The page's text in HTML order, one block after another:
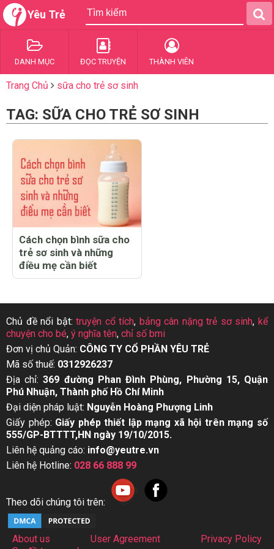
Yêu Trẻ
DANH MỤC ĐỌC TRUYỆN THÀNH VIÊN
Trang Chủ sữa cho trẻ sơ sinh
TAG: SỮA CHO TRẺ SƠ SINH
Cách chọn bình sữa cho
trẻ sơ sinh và những
điều mẹ cần biết
Chủ đề nổi bật:truyện cổ tích, bảng cân nặng trẻ sơ sinh,kể
chuyện cho bé, ý nghĩa tên, chỉ số bmi
Đơn vị chủ Quản: CÔNG TY CỔ PHẦN YÊU TRẺ
Mã số thuế: 0312926237
Địa chỉ:369 đường Phan Đình Phùng, Phường 15, Quận
Phú Nhuận, Thành phố Hồ Chí Minh
Đại diện pháp luật: Nguyễn Hoàng Phượng Linh
Giấy phép: Giấy phép thiết lập mạng xã hội trên mạng số
555/GP-BTTTT,HN ngày 19/10/2015.
Liên hệ quảng cáo: info@yeutre.vn
Liên hệ Hotline: 028 66 888 99
Theo dõi chúng tôi trên:
About us User Agreement
Privacy Policy